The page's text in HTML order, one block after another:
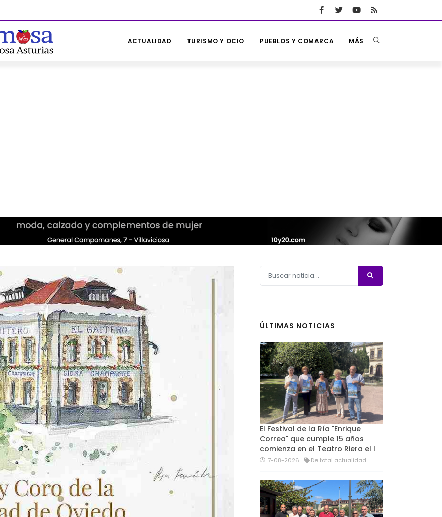
ACTUALIDAD TURISMO Y OCIO PUEBLOS Y COMARCA MÁS
ÚLTIMAS NOTICIAS
El Festival de la Ría "Enrique
Correa" que cumple 15 años
comienza en el Teatro Riera el l
7-08-2026 De total actualidad